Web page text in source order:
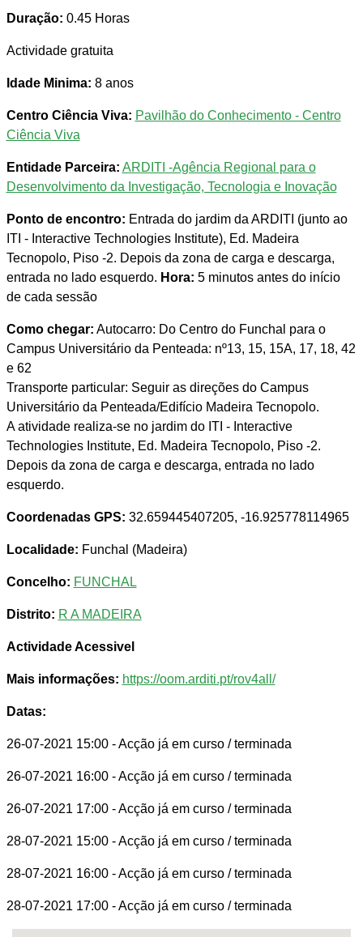
Duração: 0.45 Horas
Actividade gratuita
Idade Minima: 8 anos
Centro Ciência Viva: Pavilhão do Conhecimento - Centro
Ciência Viva
Entidade Parceira: ARDITI -Agência Regional para o
Desenvolvimento da Investigação, Tecnologia e Inovação
Ponto de encontro: Entrada do jardim da ARDITI (junto ao
ITI - Interactive Technologies Institute), Ed. Madeira
Tecnopolo, Piso -2. Depois da zona de carga e descarga,
entrada no lado esquerdo. Hora: 5 minutos antes do início
de cada sessão
Como chegar: Autocarro: Do Centro do Funchal para o
Campus Universitário da Penteada: nº13, 15, 15A, 17, 18, 42
e 62
Transporte particular: Seguir as direções do Campus
Universitário da Penteada/Edifício Madeira Tecnopolo.
A atividade realiza-se no jardim do ITI - Interactive
Technologies Institute, Ed. Madeira Tecnopolo, Piso -2.
Depois da zona de carga e descarga, entrada no lado
esquerdo.
Coordenadas GPS: 32.659445407205, -16.925778114965
Localidade: Funchal (Madeira)
Concelho: FUNCHAL
Distrito: R A MADEIRA
Actividade Acessivel
Mais informações: https://oom.arditi.pt/rov4all/
Datas:
26-07-2021 15:00 - Acção já em curso / terminada
26-07-2021 16:00 - Acção já em curso / terminada
26-07-2021 17:00 - Acção já em curso / terminada
28-07-2021 15:00 - Acção já em curso / terminada
28-07-2021 16:00 - Acção já em curso / terminada
28-07-2021 17:00 - Acção já em curso / terminada